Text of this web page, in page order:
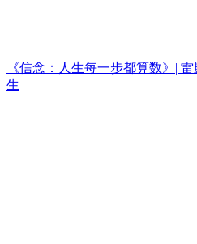
《信念：人生每一步都算数》|
生